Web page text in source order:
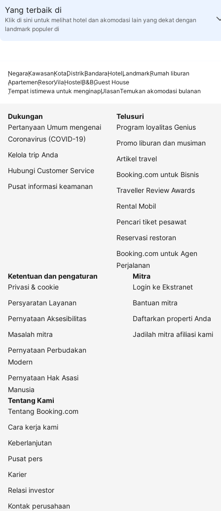
Yang terbaik di
Klik di sini untuk melihat hotel dan akomodasi lain yang dekat dengan
landmark populer di
NegaraKawasanKotaDistrikBandaraHotelLandmarkRumah liburan
ApartemenResorVilaHostelB&BGuest House
Tempat istimewa untuk menginapUlasanTemukan akomodasi bulanan
Dukungan
Pertanyaan Umum mengenai
Coronavirus (COVID-19)
Kelola trip Anda
Hubungi Customer Service
Pusat informasi keamanan
Telusuri
Program loyalitas Genius
Promo liburan dan musiman
Artikel travel
Booking.com untuk Bisnis
Traveller Review Awards
Rental Mobil
Pencari tiket pesawat
Reservasi restoran
Booking.com untuk Agen
Perjalanan
Ketentuan dan pengaturan
Privasi & cookie
Persyaratan Layanan
Pernyataan Aksesibilitas
Masalah mitra
Pernyataan Perbudakan
Modern
Pernyataan Hak Asasi
Manusia
Mitra
Login ke Ekstranet
Bantuan mitra
Daftarkan properti Anda
Jadilah mitra afiliasi kami
Tentang Kami
Tentang Booking.com
Cara kerja kami
Keberlanjutan
Pusat pers
Karier
Relasi investor
Kontak perusahaan